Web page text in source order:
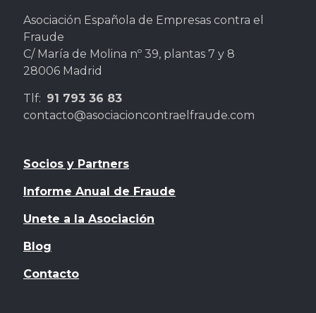
Asociación Española de Empresas contra el
Fraude
C/ María de Molina nº 39, plantas 7 y 8
28006 Madrid
Tlf: 91 793 36 83
contacto@asociacioncontraelfraude.com
Socios y Partners
Informe Anual de Fraude
Unete a la Asociación
Blog
Contacto